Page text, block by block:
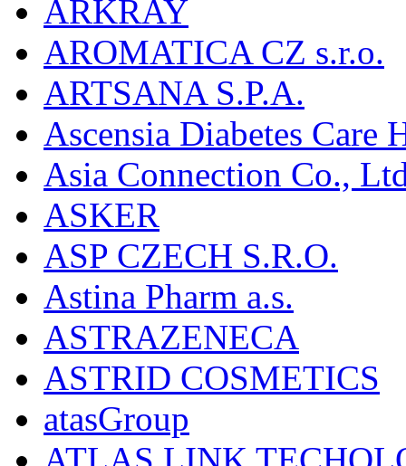
ARKRAY
AROMATICA CZ s.r.o.
ARTSANA S.P.A.
Ascensia Diabetes Care
Asia Connection Co.,
ASKER
ASP CZECH S.R.O.
Astina Pharm a.s.
ASTRAZENECA
ASTRID COSMETICS
atasGroup